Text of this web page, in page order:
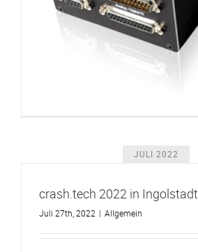
JULI 2022
crash.tech 2022 in Ingolstadt
Juli 27th, 2022 | Allgemein